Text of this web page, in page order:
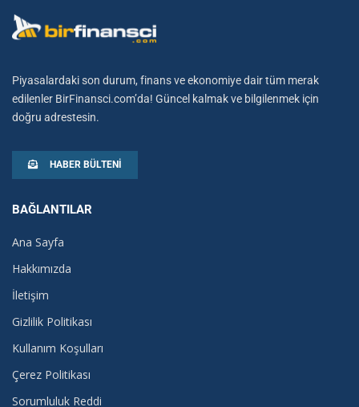
Piyasalardaki son durum, finans ve ekonomiye dair tüm merak
edilenler BirFinansci.com’da! Güncel kalmak ve bilgilenmek için
doğru adrestesin.
HABER BÜLTENI
BAĞLANTILAR
Ana Sayfa
Hakkımızda
İletişim
Gizlilik Politikası
Kullanım Koşulları
Çerez Politikası
Sorumluluk Reddi